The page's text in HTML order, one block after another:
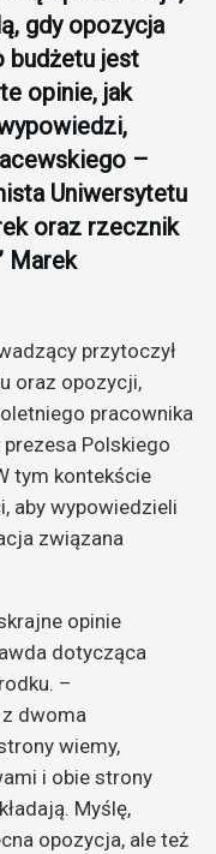
gdy opozycja
budżetu jest
opinie, jak
–
Uniwersytetu
oraz rzecznik
Marek
przytoczył
oraz opozycji,
pracownika
Polskiego
tym kontekście
aby wypowiedzieli
związana
opinie
dotycząca
–
dwoma
wiemy,
i obie strony
Myślę,
opozycja, ale też